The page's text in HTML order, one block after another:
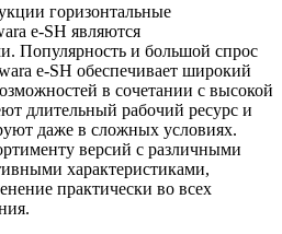
горизонтальные
e-SH являются
Популярность и большой спрос
e-SH обеспечивает широкий
в сочетании с высокой
длительный рабочий ресурс и
даже в сложных условиях.
версий с различными
характеристиками,
практически во всех